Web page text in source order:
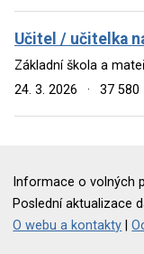
Učitel / učitelka
Základní škola a
24. 3. 2026
· 37 580
Informace o volných
Poslední aktualizace
O webu a kontakty |